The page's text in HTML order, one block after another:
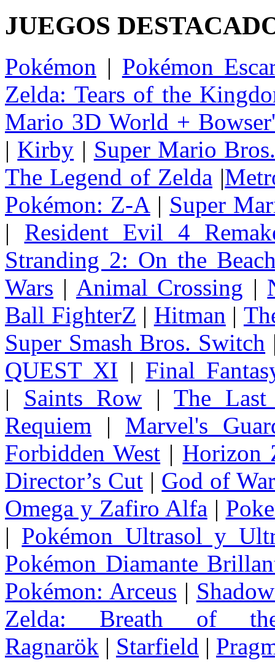
JUEGOS
Pokémon | Pokémon
Zelda: Tears of the
Mario 3D World +
| Kirby | Super Mario
The Legend of Zelda |
Pokémon: Z-A | Super
| Resident Evil 4
Stranding 2: On the
Wars | Animal Crossing |
Ball FighterZ | Hitman |
Super Smash Bros. Switch
QUEST XI | Final
| Saints Row |The
Requiem | Marvel's
Forbidden West | Horizon
Director’s Cut | God of
Omega y Zafiro Alfa |
| Pokémon Ultrasol y
Pokémon Diamante
Pokémon: Arceus |
Zelda: Breath of
Ragnarök | Starfield |